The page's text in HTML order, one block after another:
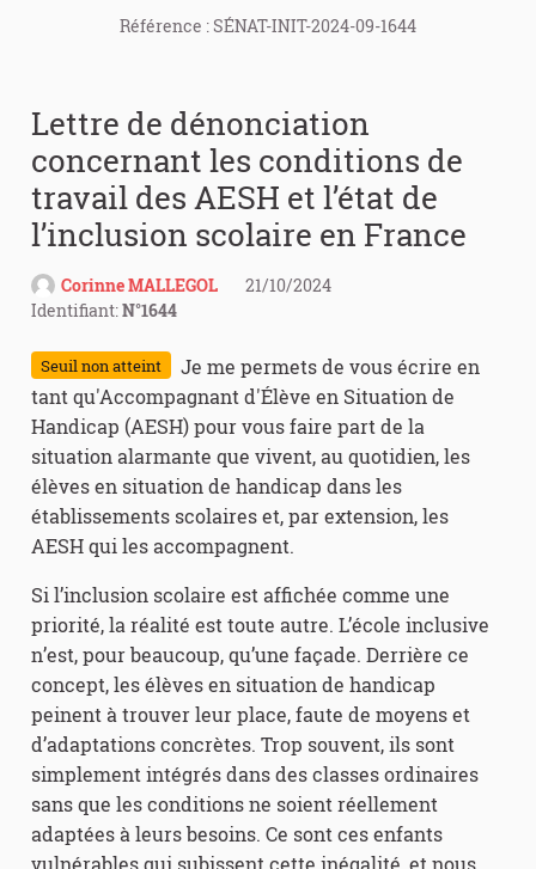
Référence : SÉNAT-INIT-2024-09-1644
Lettre de dénonciation
concernant les conditions de
travail des AESH et l’état de
l’inclusion scolaire en France
Corinne MALLEGOL
21/10/2024
Identifiant:N°1644
Seuil non atteint
Je me permets de vous écrire en
tant qu'Accompagnant d'Élève en Situation de
Handicap (AESH) pour vous faire part de la
situation alarmante que vivent, au quotidien, les
élèves en situation de handicap dans les
établissements scolaires et, par extension, les
AESH qui les accompagnent.
Si l’inclusion scolaire est affichée comme une
priorité, la réalité est toute autre. L’école inclusive
n’est, pour beaucoup, qu’une façade. Derrière ce
concept, les élèves en situation de handicap
peinent à trouver leur place, faute de moyens et
d’adaptations concrètes. Trop souvent, ils sont
simplement intégrés dans des classes ordinaires
sans que les conditions ne soient réellement
adaptées à leurs besoins. Ce sont ces enfants
vulnérables qui subissent cette inégalité, et nous,